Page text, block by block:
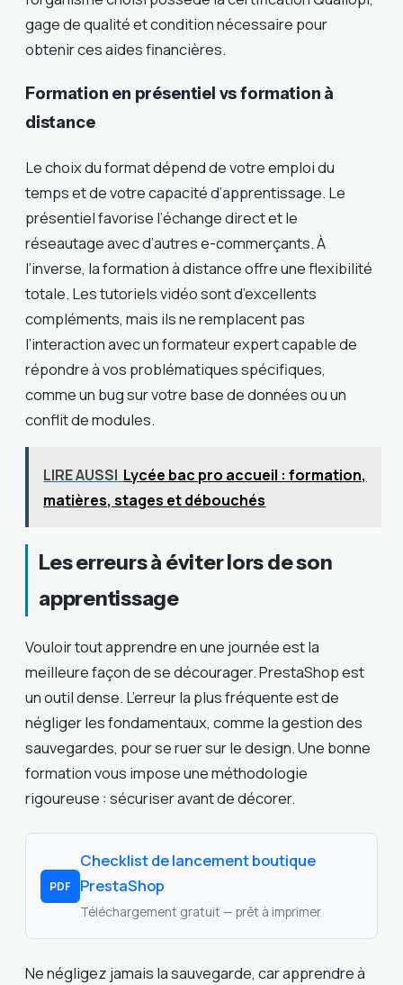
gage de qualité et condition nécessaire pour
obtenir ces aides financières.
Formation en présentiel vs formation à
distance
Le choix du format dépend de votre emploi du
temps et de votre capacité d’apprentissage. Le
présentiel favorise l’échange direct et le
réseautage avec d’autres e-commerçants. À
l’inverse, la formation à distance offre une flexibilité
totale. Les tutoriels vidéo sont d’excellents
compléments, mais ils ne remplacent pas
l’interaction avec un formateur expert capable de
répondre à vos problématiques spécifiques,
comme un bug sur votre base de données ou un
conflit de modules.
LIRE AUSSI Lycée bac pro accueil : formation,
matières, stages et débouchés
Les erreurs à éviter lors de son
apprentissage
Vouloir tout apprendre en une journée est la
meilleure façon de se décourager. PrestaShop est
un outil dense. L’erreur la plus fréquente est de
négliger les fondamentaux, comme la gestion des
sauvegardes, pour se ruer sur le design. Une bonne
formation vous impose une méthodologie
rigoureuse : sécuriser avant de décorer.
PDF
Checklist de lancement boutique
PrestaShop
Téléchargement gratuit — prêt à imprimer
Ne négligez jamais la sauvegarde, car apprendre à